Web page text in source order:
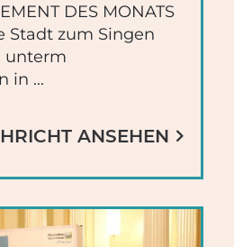
DES MONATS
Stadt zum Singen
unterm
in ...
ANSEHEN